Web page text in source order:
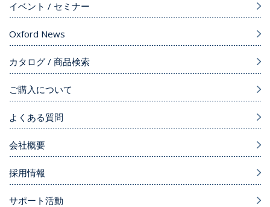
イベント / セミナー
Oxford News
カタログ / 商品検索
ご購入について
よくある質問
会社概要
採用情報
サポート活動